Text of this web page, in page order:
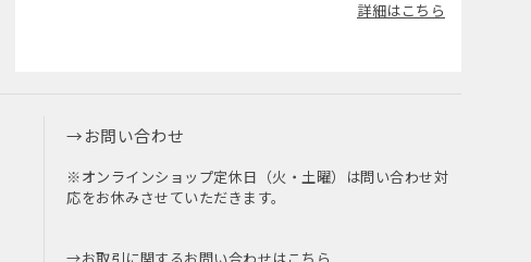
詳細はこちら
お問い合わせ
※オンラインショップ定休日（火・土曜）は問い合わせ対
応をお休みさせていただきます。
お取引に関するお問い合わせはこちら